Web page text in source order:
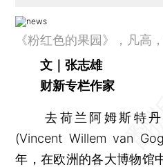
《粉红色的果园》，凡高
文｜张志雄
财新专栏作家
去荷兰阿姆斯特丹
(Vincent Willem van
年，在欧洲的各大博物馆